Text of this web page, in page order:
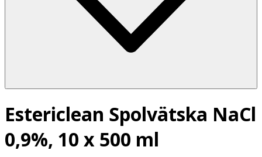
Estericlean Spolvätska NaCl
0,9%, 10 x 500 ml